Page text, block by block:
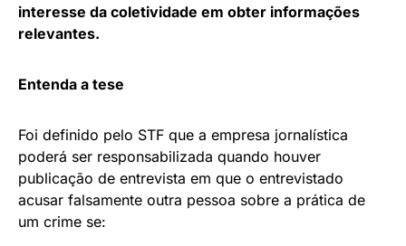
interesse da coletividade em obter informações
relevantes.
Entenda a tese
Foi definido pelo STF que a empresa jornalística
poderá ser responsabilizada quando houver
publicação de entrevista em que o entrevistado
acusar falsamente outra pessoa sobre a prática de
um crime se: